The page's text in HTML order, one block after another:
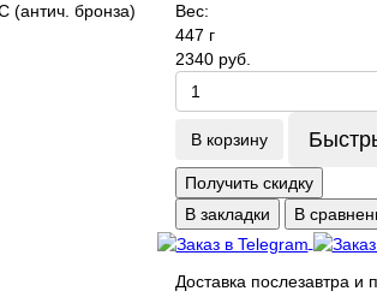
Вес:
447 г
2340 руб.
В корзину
Получить скидку
В закладки
В
Доставка послезавтра и